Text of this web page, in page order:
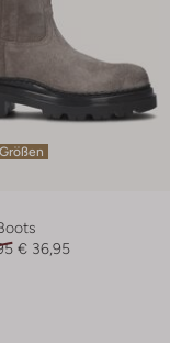
€ 36,95